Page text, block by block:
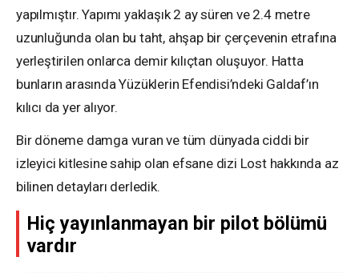
yapılmıştır. Yapımı yaklaşık 2 ay süren ve 2.4 metre
uzunluğunda olan bu taht, ahşap bir çerçevenin etrafına
yerleştirilen onlarca demir kılıçtan oluşuyor. Hatta
bunların arasında Yüzüklerin Efendisi’ndeki Galdaf’ın
kılıcı da yer alıyor.
Bir döneme damga vuran ve tüm dünyada ciddi bir
izleyici kitlesine sahip olan efsane dizi Lost hakkında az
bilinen detayları derledik.
Hiç yayınlanmayan bir pilot bölümü
vardır